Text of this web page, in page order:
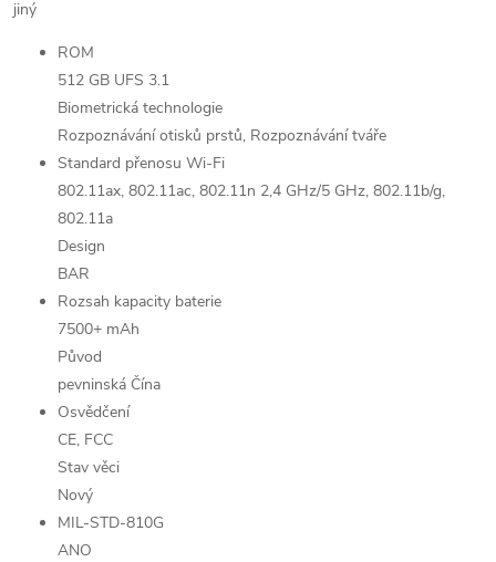
jiný
ROM
512 GB UFS 3.1
Biometrická technologie
Rozpoznávání otisků prstů, Rozpoznávání tváře
Standard přenosu Wi-Fi
802.11ax, 802.11ac, 802.11n 2,4 GHz/5 GHz, 802.11b/g,
802.11a
Design
BAR
Rozsah kapacity baterie
7500+ mAh
Původ
pevninská Čína
Osvědčení
CE, FCC
Stav věci
Nový
MIL-STD-810G
ANO